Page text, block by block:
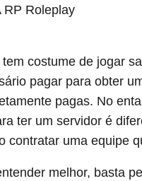
costume de jogar
pagar para obter
pagas. No
ter um servidor é
contratar uma equipe
melhor, basta